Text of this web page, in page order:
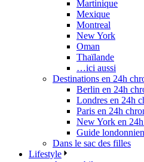
Martinique
Mexique
Montreal
New York
Oman
Thaïlande
…ici aussi
Destinations en 24h
Berlin en 24h
Londres en 24h
Paris en 24h
New York en
Guide londonnien
Dans le sac des filles
Lifestyle